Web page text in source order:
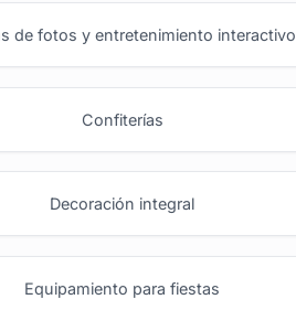
de fotos y entretenimiento interactivo
Confiterías
Decoración integral
Equipamiento para fiestas